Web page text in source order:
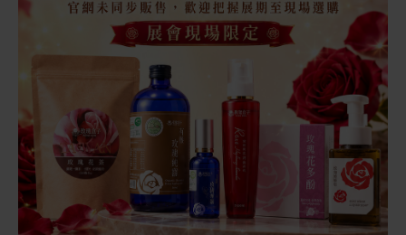
夏日農場體驗，親手完成清涼剉冰 查看活動資訊